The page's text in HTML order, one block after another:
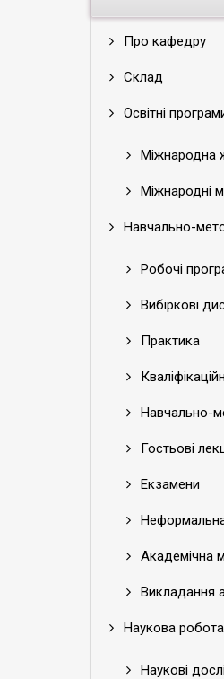
Про кафедру
Склад
Освітні
Міжнародна
Міжнародні
Навчально-
Робочі
Вибіркові
Практика
Навчально-
Гостьові
Екзамени
Академічна
Викладання
Наукова робота
Наукові